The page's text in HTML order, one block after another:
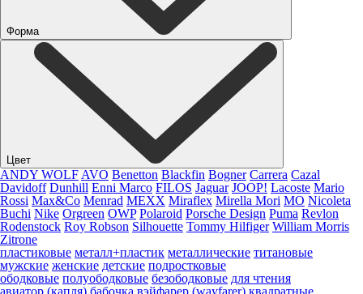
Форма
Цвет
ANDY WOLF AVO Benetton Blackfin Bogner Carrera Cazal
Davidoff Dunhill Enni Marco FILOS Jaguar JOOP! Lacoste Mario
Rossi Max&Co Menrad MEXX Miraflex Mirella Mori MO Nicoleta
Buchi Nike Orgreen OWP Polaroid Porsche Design Puma Revlon
Rodenstock Roy Robson Silhouette Tommy Hilfiger William Morris
Zitrone
пластиковые металл+пластик металлические титановые
мужские женские детские подростковые
ободковые полуободковые безободковые для чтения
авиатор (капля) бабочка вэйфарер (wayfarer) квадратные